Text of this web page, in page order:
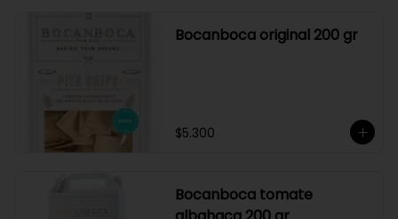
Bocanboca original 200 gr
$5.300
Bocanboca tomate